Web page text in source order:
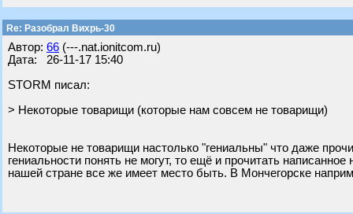
Re: Разобрал Вихрь-30
Автор: 66 (---.nat.ionitcom.ru)
Дата: 26-11-17 15:40
STORM писал:
> Некоторые товарищи (которые нам совсем не товарищи)
Некоторые не товарищи настолько "гениальны" что даже
гениальности понять не могут, то ещё и прочитать
нашей стране все же имеет место быть. В Мончегорске